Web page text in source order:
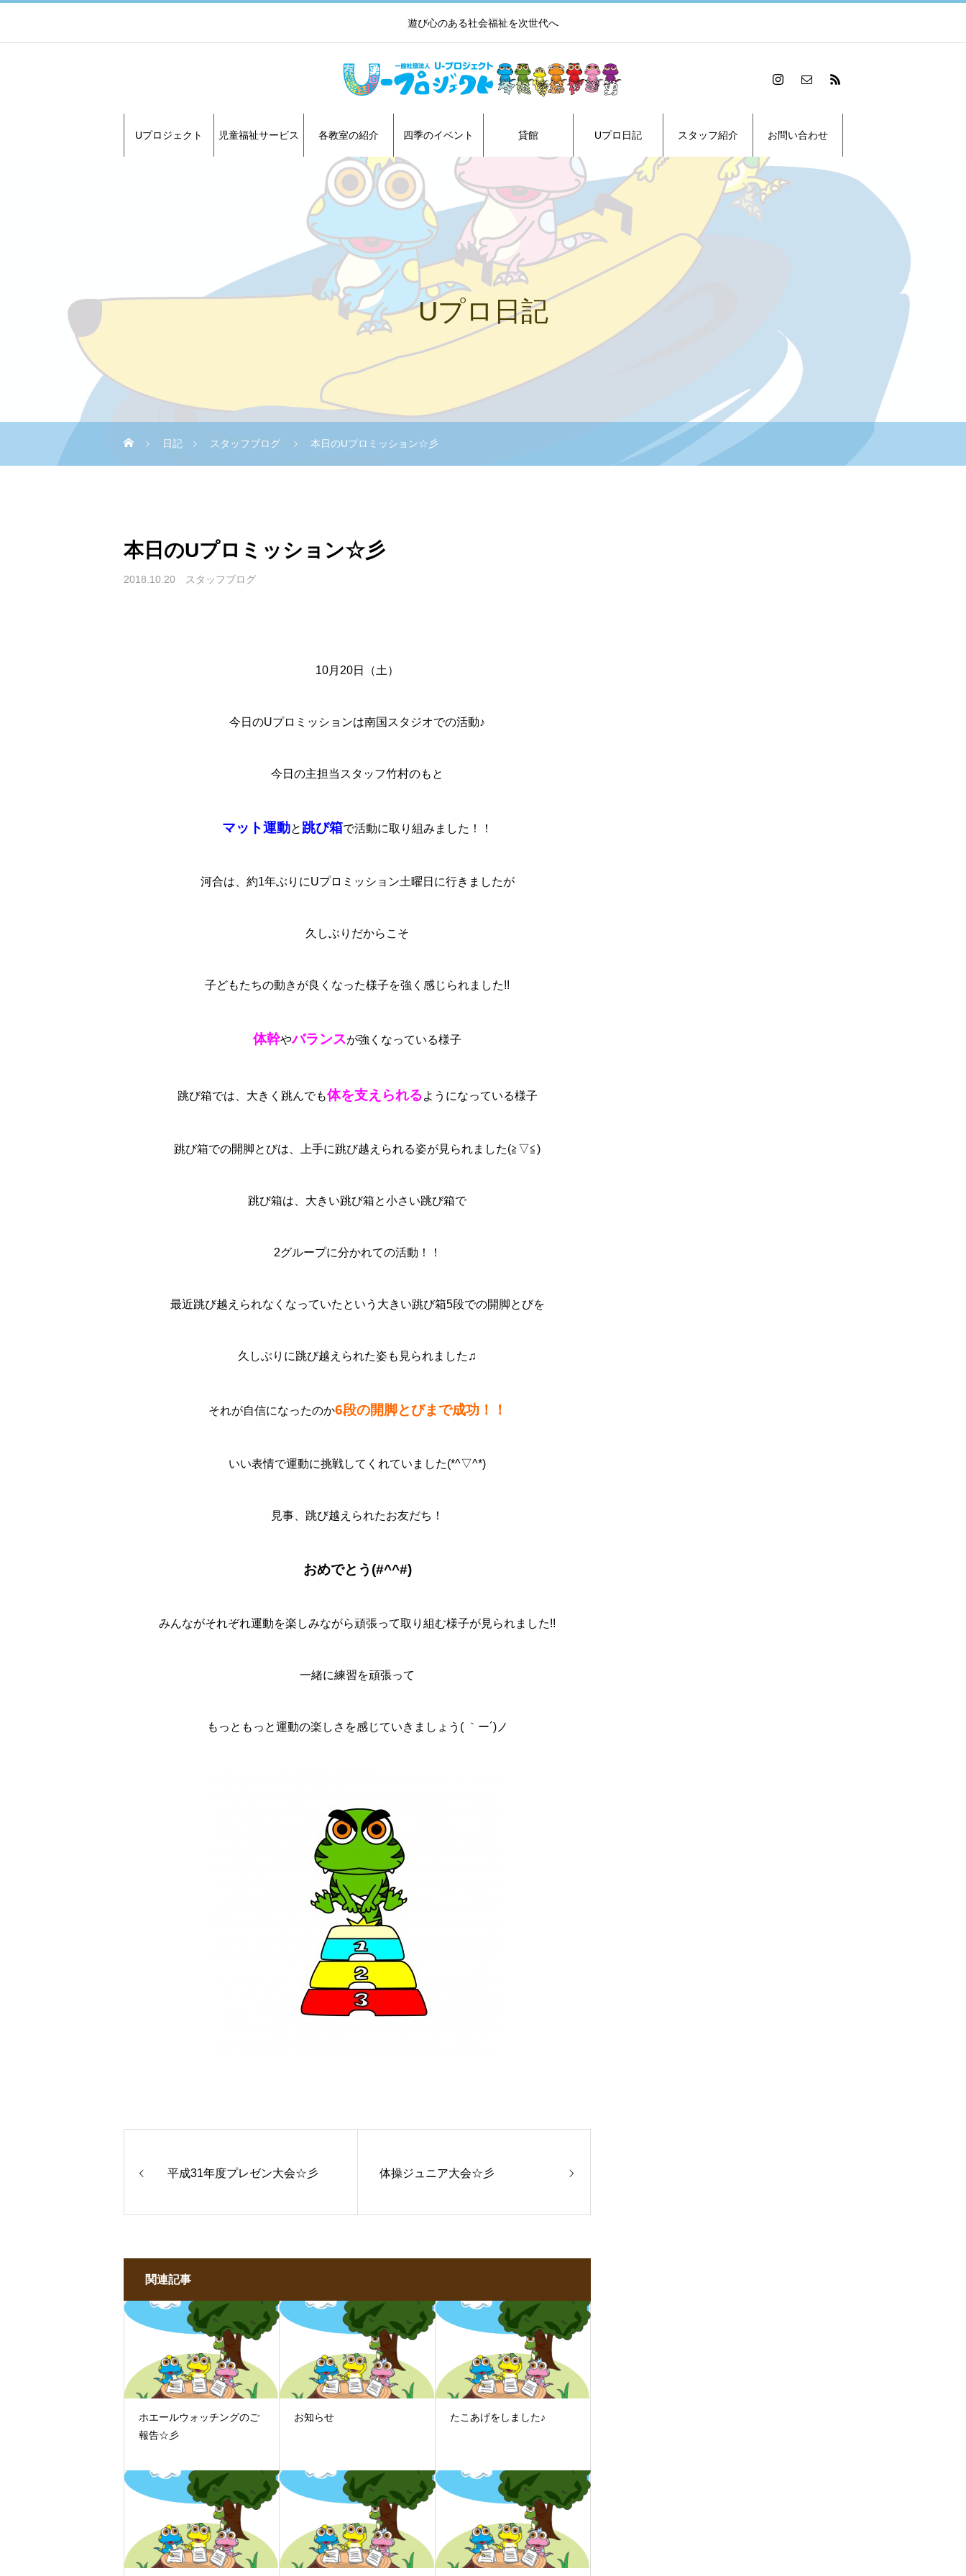
遊び心のある社会福祉を次世代へ
Uプロジェクト 児童福祉サービス 各教室の紹介 四季のイベント 貸館 Uプロ日記 スタッフ紹介 お問い合わせ
Uプロ日記
日記 スタッフブログ 本日のUプロミッション☆彡
本日のUプロミッション☆彡
2018.10.20 スタッフブログ
10月20日（土）
今日のUプロミッションは南国スタジオでの活動♪
今日の主担当スタッフ竹村のもと
マット運動と 跳び箱で活動に取り組みました！！
河合は、約1年ぶりにUプロミッション土曜日に行きましたが
久しぶりだからこそ
子どもたちの動きが良くなった様子を強く感じられました!!
体幹やバランスが強くなっている様子
跳び箱では、大きく跳んでも体を支えられるようになっている様子
跳び箱での開脚とびは、上手に跳び越えられる姿が見られました(≧▽≦)
跳び箱は、大きい跳び箱と小さい跳び箱で
2グループに分かれての活動！！
最近跳び越えられなくなっていたという大きい跳び箱5段での開脚とびを
久しぶりに跳び越えられた姿も見られました♫
それが自信になったのか6段の開脚とびまで成功！！
いい表情で運動に挑戦してくれていました(*^▽^*)
見事、跳び越えられたお友だち！
おめでとう(#^^#)
みんながそれぞれ運動を楽しみながら頑張って取り組む様子が見られました!!
一緒に練習を頑張って
もっともっと運動の楽しさを感じていきましょう( ｀ー´)ノ
平成31年度プレゼン大会☆彡 体操ジュニア大会☆彡
関連記事
ホエールウォッチングのご
報告☆彡
お知らせ たこあげをしました♪